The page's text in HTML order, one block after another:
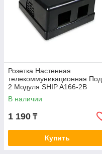
Розетка Настенная
телекоммуникационная Под
2 Модуля SHIP A166-2B
Чёрная
В наличии
1 190 ₸
Купить